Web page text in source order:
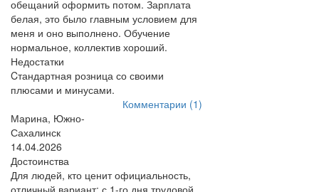
обещаний оформить потом. Зарплата
белая, это было главным условием для
меня и оно выполнено. Обучение
нормальное, коллектив хороший.
Недостатки
Cтандартная розница со своими
плюсами и минусами.
Комментарии (1)
Марина, Южно-
Сахалинск
14.04.2026
Достоинства
Для людей, кто ценит официальность,
отличный вариант: с 1-го дня трудовой